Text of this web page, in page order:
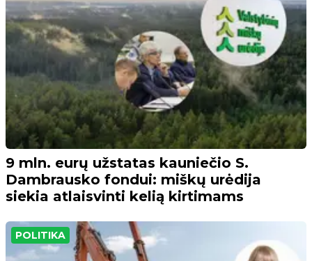
9 mln. eurų užstatas kauniečio S.
Dambrausko fondui: miškų urėdija
siekia atlaisvinti kelią kirtimams
POLITIKA